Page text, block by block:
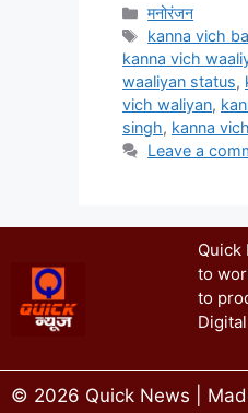
मनोरंजन
kanna vich
kanna vich
waaliyan status,
vich waliyan,
singh, kanna
Leave a
Quick
to
to
© 2026 Quick News |